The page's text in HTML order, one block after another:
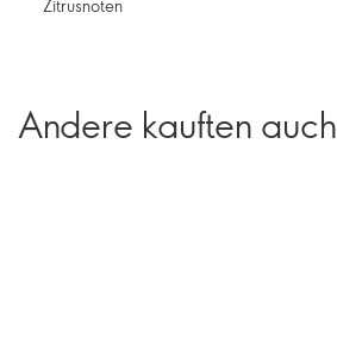
Zitrusnoten
Andere kauften auch